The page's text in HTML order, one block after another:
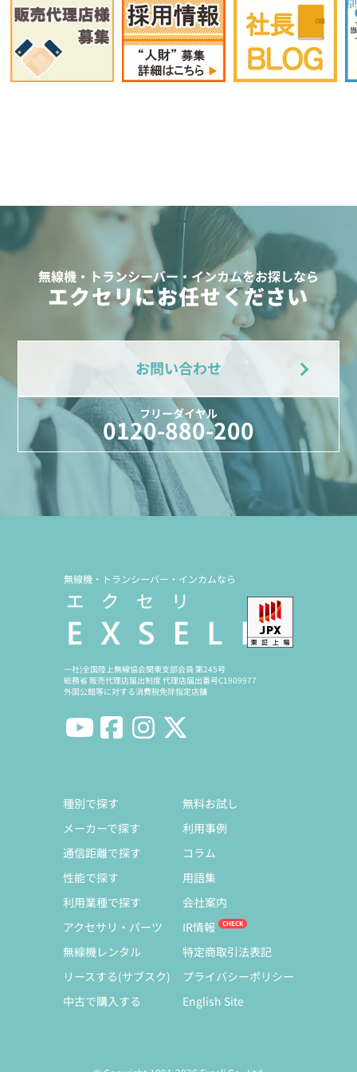
無線機・トランシーバー・インカムをお探しなら
エクセリにお任せください
お問い合わせ
フリーダイヤル
0120-880-200
無線機・トランシーバー・インカムなら
一社)全国陸上無線協会関東支部会員 第245号
総務省 販売代理店届出制度 代理店届出番号C1909977
外国公館等に対する消費税免除指定店舗
種別で探す
メーカーで探す
通信距離で探す
性能で探す
利用業種で探す
アクセサリ・パーツ
無線機レンタル
リースする(サブスク)
中古で購入する
無料お試し
利用事例
コラム
用語集
会社案内
IR情報
特定商取引法表記
プライバシーポリシー
English Site